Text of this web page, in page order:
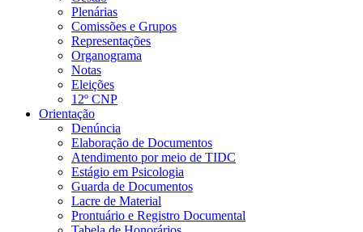
Plenárias
Comissões e Grupos
Representações
Organograma
Notas
Eleições
12º CNP
Orientação
Denúncia
Elaboração de Documentos
Atendimento por meio de TIDC
Estágio em Psicologia
Guarda de Documentos
Lacre de Material
Prontuário e Registro Documental